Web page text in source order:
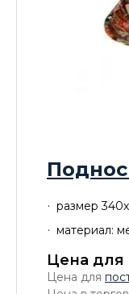
Поднос
размер
материал:
Цена для
Цена для